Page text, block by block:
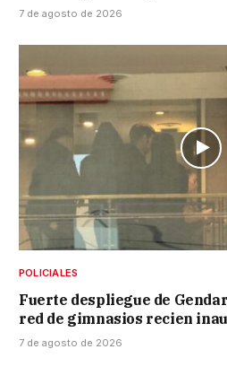
7 de agosto de 2026
POLICIALES
Fuerte despliegue de
red de gimnasios recien
7 de agosto de 2026